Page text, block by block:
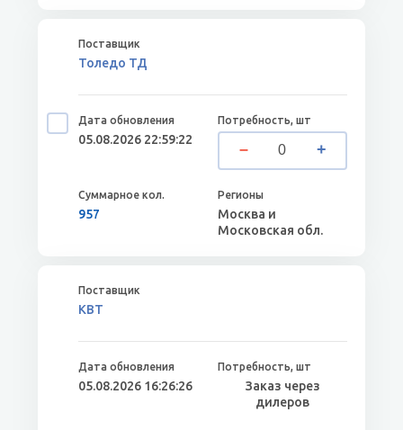
Толедо ТД
05.08.2026 22:59:22
957
Москва и
Московская обл.
КВТ
05.08.2026 16:26:26
Заказ через
дилеров